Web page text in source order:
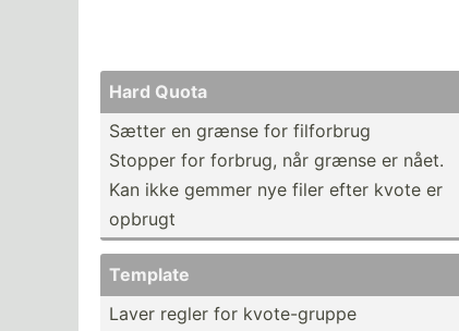
Hard Quota
Sætter en grænse for filforbrug
Stopper for forbrug, når grænse er nået.
Kan ikke gemmer nye filer efter kvote er
opbrugt
Template
Laver regler for kvote-­gruppe